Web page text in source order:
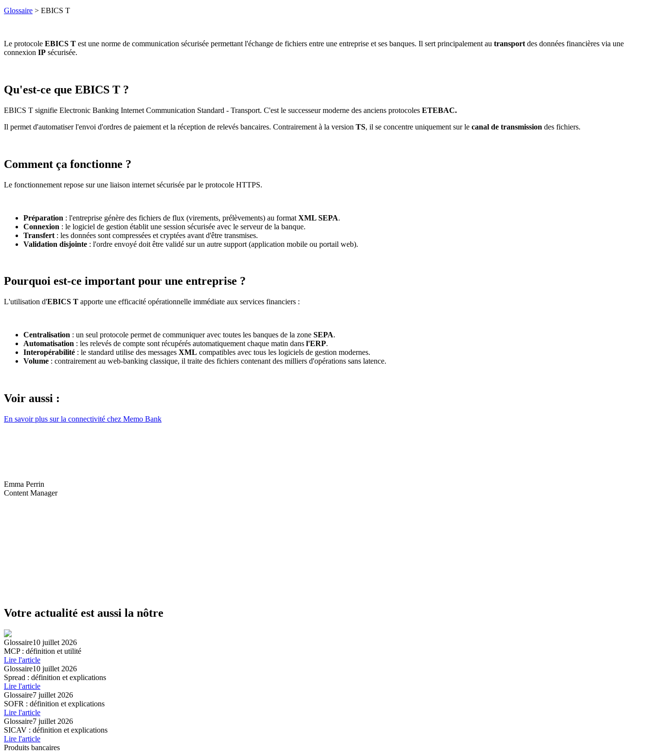
Glossaire > EBICS T
Le protocole EBICS T est une norme de communication sécurisée permettant l'échange de fichiers entre une entreprise et ses banques. Il sert principalement au transport des données financières via une
connexion IP sécurisée.
Qu'est-ce que EBICS T ?
EBICS T signifie Electronic Banking Internet Communication Standard - Transport. C'est le successeur moderne des anciens protocoles ETEBAC.
Il permet d'automatiser l'envoi d'ordres de paiement et la réception de relevés bancaires. Contrairement à la version TS, il se concentre uniquement sur le canal de transmission des fichiers.
Comment ça fonctionne ?
Le fonctionnement repose sur une liaison internet sécurisée par le protocole HTTPS.
Préparation : l'entreprise génère des fichiers de flux (virements, prélèvements) au format XML SEPA.
Connexion : le logiciel de gestion établit une session sécurisée avec le serveur de la banque.
Transfert : les données sont compressées et cryptées avant d'être transmises.
Validation disjointe : l'ordre envoyé doit être validé sur un autre support (application mobile ou portail web).
Pourquoi est-ce important pour une entreprise ?
L'utilisation d'EBICS T apporte une efficacité opérationnelle immédiate aux services financiers :
Centralisation : un seul protocole permet de communiquer avec toutes les banques de la zone SEPA.
Automatisation : les relevés de compte sont récupérés automatiquement chaque matin dans l'ERP.
Interopérabilité : le standard utilise des messages XML compatibles avec tous les logiciels de gestion modernes.
Volume : contrairement au web-banking classique, il traite des fichiers contenant des milliers d'opérations sans latence.
Voir aussi :
En savoir plus sur la connectivité chez Memo Bank
Emma Perrin
Content Manager
Votre actualité est aussi la nôtre
Glossaire10 juillet 2026
MCP : définition et utilité
Lire l'article
Glossaire10 juillet 2026
Spread : définition et explications
Lire l'article
Glossaire7 juillet 2026
SOFR : définition et explications
Lire l'article
Glossaire7 juillet 2026
SICAV : définition et explications
Lire l'article
Produits bancaires